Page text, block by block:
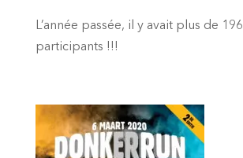
L’année passée, il y avait plus de
participants !!!